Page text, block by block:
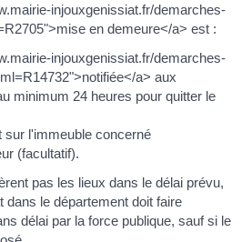
injouxgenissiat.fr/demarches-
en demeure</a> est :
injouxgenissiat.fr/demarches-
a> aux
minimum 24 heures pour quitter le
sur l'immeuble concerné
(facultatif).
pas les lieux dans le délai prévu,
dans le département doit faire
délai par la force publique, sauf si le